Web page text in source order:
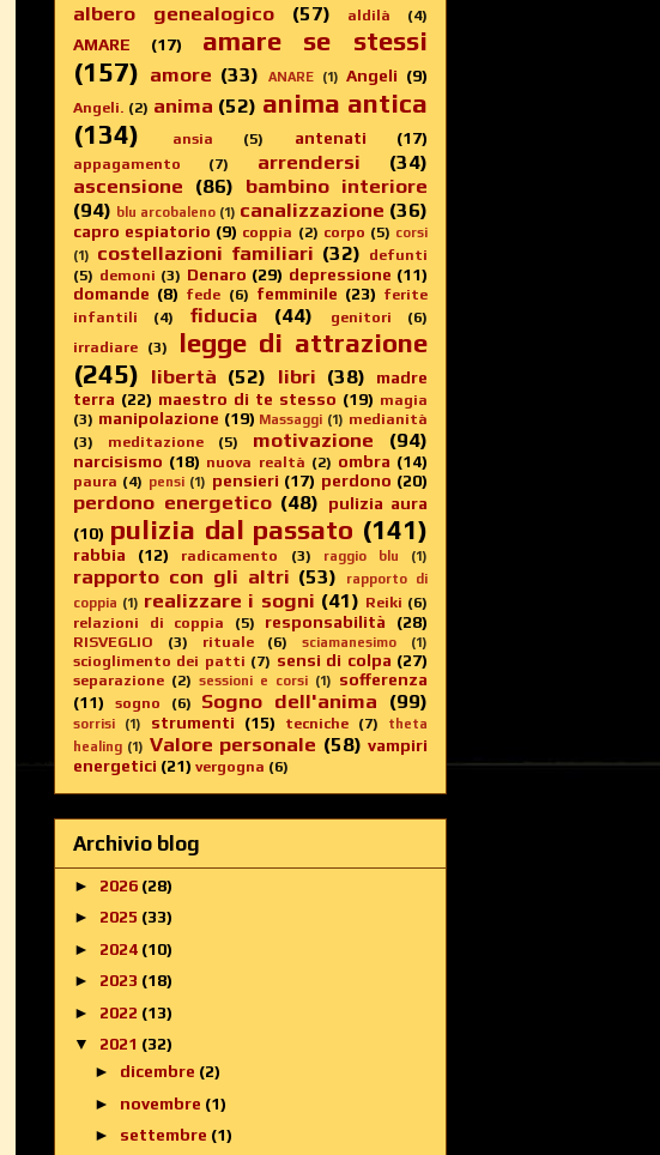
albero genealogico
(57) aldilà (4)
AMARE (17)
amare se stessi
(157) amore (33) ANARE (1) Angeli (9)
Angeli. (2) anima (52) anima antica
(134)
ansia (5) antenati (17)
appagamento (7) arrendersi
(34)
ascensione (86) bambino interiore
(94) blu arcobaleno (1) canalizzazione (36)
capro espiatorio (9) coppia (2) corpo (5) corsi
(1)
costellazioni familiari (32) defunti
(5) demoni (3) Denaro (29) depressione (11)
domande (8) fede (6) femminile (23) ferite
infantili
(4) fiducia (44) genitori
(6)
irradiare (3)
legge di attrazione
(245) libertà (52) libri (38)
madre
terra (22) maestro di te stesso (19) magia
(3) manipolazione (19) Massaggi (1) medianità
(3)
meditazione (5) motivazione (94)
narcisismo (18) nuova realtà (2) ombra (14)
paura (4) pensi (1) pensieri (17) perdono (20)
perdono energetico (48)
pulizia aura
(10) pulizia dal passato (141)
rabbia (12) radicamento (3) raggio blu (1)
rapporto con gli altri (53)
rapporto di
coppia (1) realizzare i sogni (41) Reiki (6)
relazioni di coppia
(5) responsabilità (28)
RISVEGLIO (3) rituale (6) sciamanesimo (1)
scioglimento dei patti (7) sensi di colpa (27)
separazione (2) sessioni e corsi (1)
sofferenza
(11)
sogno (6) Sogno dell'anima (99)
sorrisi (1) strumenti (15) tecniche (7)
theta
healing (1) Valore personale (58) vampiri
energetici (21) vergogna (6)
Archivio blog
► 2026 (28)
► 2025 (33)
► 2024 (10)
► 2023 (18)
► 2022 (13)
▼ 2021 (32)
► dicembre (2)
► novembre (1)
► settembre (1)